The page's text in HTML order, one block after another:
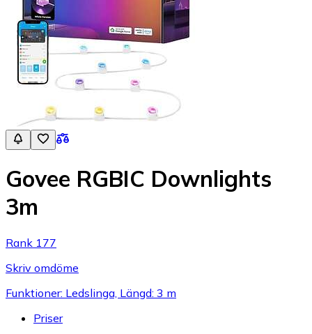
Govee RGBIC Downlights
3m
Rank 177
Skriv omdöme
Funktioner: Ledslinga, Längd: 3 m
Priser